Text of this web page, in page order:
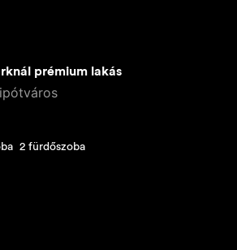
prémium lakás
2 fürdőszoba